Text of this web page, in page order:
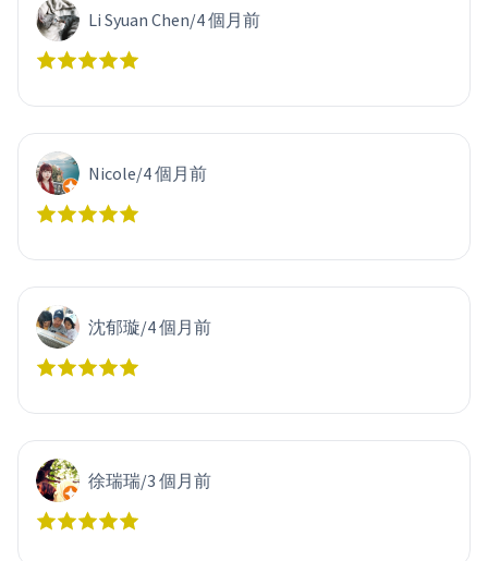
Li Syuan Chen/4 個月前
Nicole/4 個月前
沈郁璇/4 個月前
徐瑞瑞/3 個月前